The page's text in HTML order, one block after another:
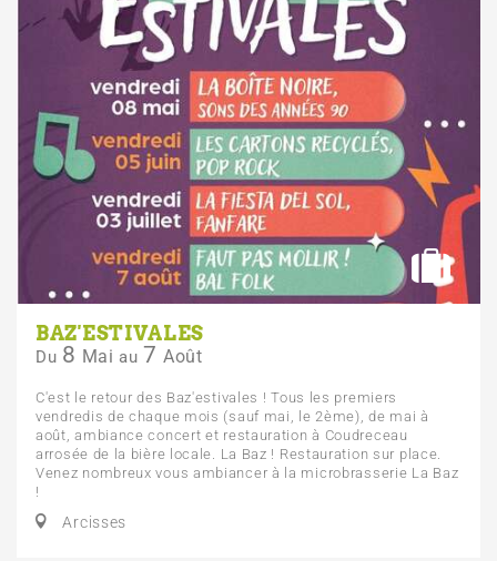
BAZ'ESTIVALES
Du 8 Mai au 7 Août
C'est le retour des Baz'estivales ! Tous les premiers
vendredis de chaque mois (sauf mai, le 2ème), de mai à
août, ambiance concert et restauration à Coudreceau
arrosée de la bière locale. La Baz ! Restauration sur place.
Venez nombreux vous ambiancer à la microbrasserie La Baz
!
Arcisses